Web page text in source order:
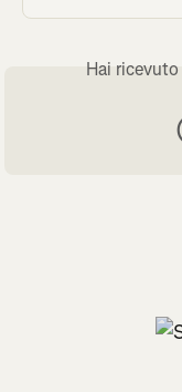
Hai